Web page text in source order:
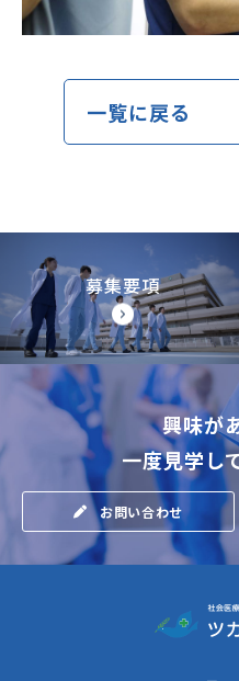
一覧に戻る
募集要項
興味が
一度見学し
お問い合わせ